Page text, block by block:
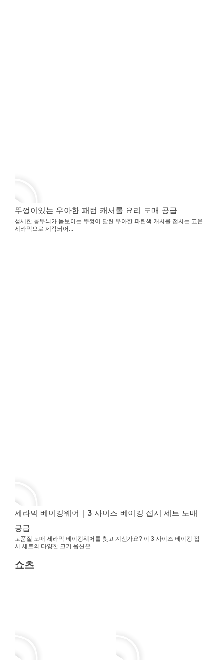
뚜껑이있는 우아한 패턴 캐서롤 요리 도매 공급
섬세한 꽃무늬가 돋보이는 뚜껑이 달린 우아한 파란색 캐서롤 접시는 고온
세라믹으로 제작되어...
세라믹 베이킹웨어｜3 사이즈 베이킹 접시 세트 도매
공급
고품질 도매 세라믹 베이킹웨어를 찾고 계신가요? 이 3 사이즈 베이킹 접
시 세트의 다양한 크기 옵션은 ...
쇼츠